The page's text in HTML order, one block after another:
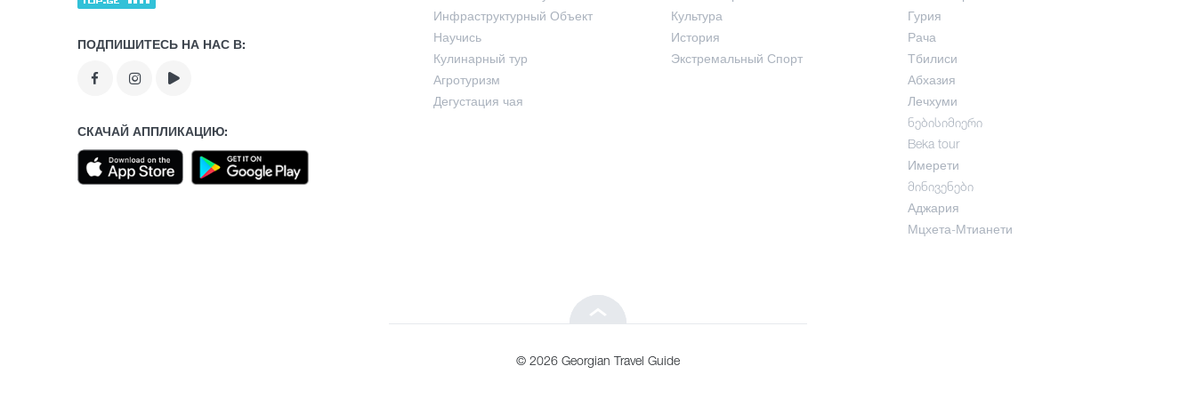
Дегустация чая
Инфраструктурный Объект
Научись
Кулинарный тур
Агротуризм
Дегустация чая
Культура
История
Экстремальный Спорт
Гурия
Рача
Тбилиси
Абхазия
Лечхуми
ნებისიმიერი
Beka tour
Имерети
მინივენები
Аджария
Мцхета-Мтианети
ПОДПИШИТЕСЬ НА НАС В:
СКАЧАЙ АППЛИКАЦИЮ:
© 2026 Georgian Travel Guide